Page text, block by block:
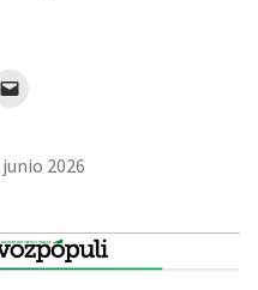
junio 2026